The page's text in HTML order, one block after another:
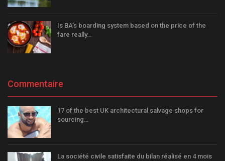
Is BA’s boarding system based on the price of the
fare really…
Commentaire
17 of the best UK architectural salvage shops for
sourcing…
La société civile satisfaite du bilan réalisé en 4 mois